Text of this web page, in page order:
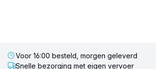
Voor 16:00 besteld, morgen geleverd
Snelle bezorging met eigen vervoer